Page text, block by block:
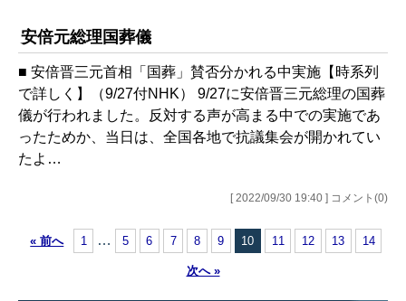
安倍元総理国葬儀
■ 安倍晋三元首相「国葬」賛否分かれる中実施【時系列
で詳しく】（9/27付NHK） 9/27に安倍晋三元総理の国葬
儀が行われました。反対する声が高まる中での実施であ
ったためか、当日は、全国各地で抗議集会が開かれてい
たよ…
[ 2022/09/30 19:40 ] コメント(0)
« 前へ 1 … 5 6 7 8 9 10 11 12 13 14
次へ »